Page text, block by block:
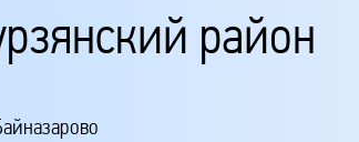
район